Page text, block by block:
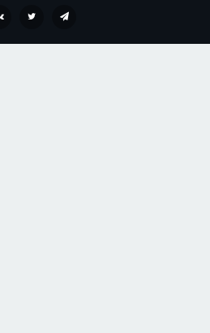
TWITTER